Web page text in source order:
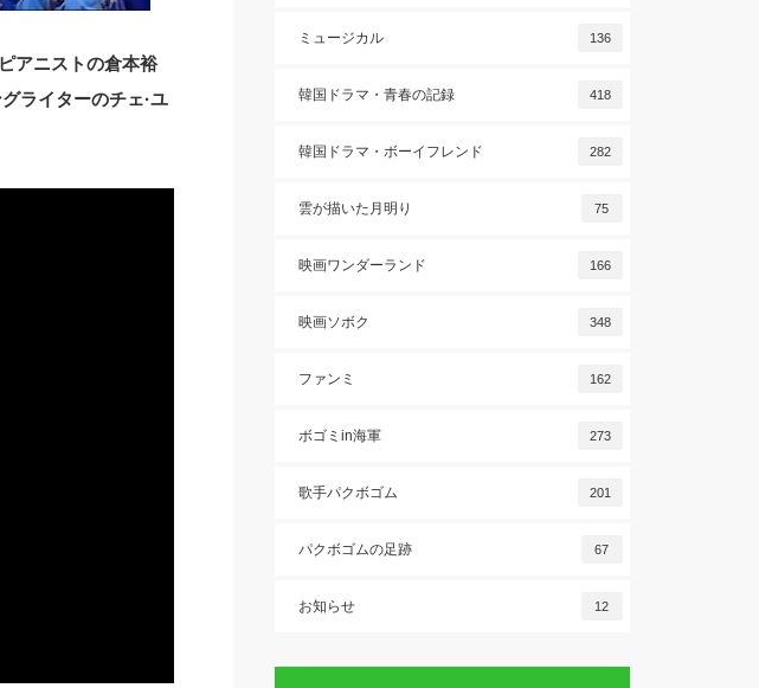
ピアニストの倉本裕
ライターのチェ·ユ
ミュージカル 136
韓国ドラマ・青春の記録 418
韓国ドラマ・ボーイフレンド 282
雲が描いた月明り 75
映画ワンダーランド 166
映画ソボク 348
ファンミ 162
ボゴミin海軍 273
歌手パクボゴム 201
パクボゴムの足跡 67
お知らせ 12